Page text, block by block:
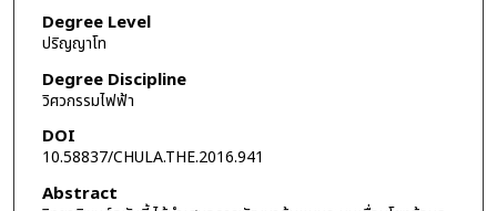
Degree Level
ปริญญาโท
Degree Discipline
วิศวกรรมไฟฟ้า
DOI
10.58837/CHULA.THE.2016.941
Abstract